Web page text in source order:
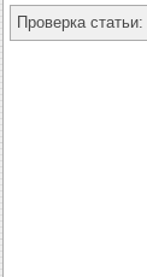
Проверка статьи: